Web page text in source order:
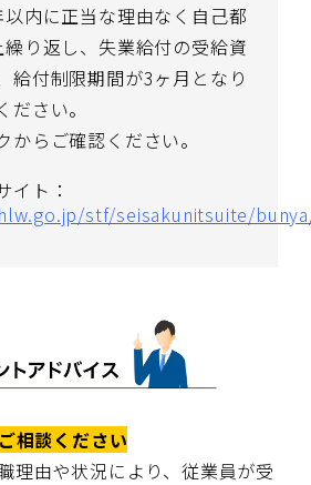
内に正当な理由なく自己都
り返し、失業給付の受給資
給付制限期間が3ヶ月となり
ださい。
からご確認ください。
イト：
stf/seisakunitsuite/
相談ください
理由や状況により、従業員が受